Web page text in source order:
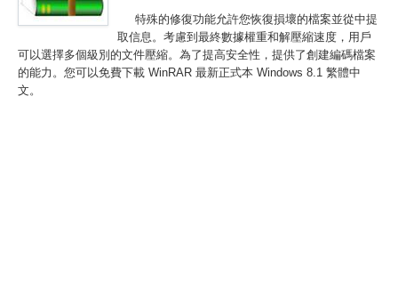
特殊的修復功能允許您恢復損壞的檔案並從中提
取信息。考慮到最終數據權重和解壓縮速度，用戶
可以選擇多個級別的文件壓縮。為了提高安全性，提供了創建編碼檔案
的能力。您可以免費下載 WinRAR 最新正式本 Windows 8.1 繁體中
文。